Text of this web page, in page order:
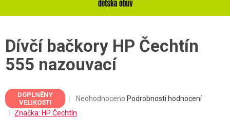
Dívčí bačkory HP Čechtín
555 nazouvací
DOPLNĚNY
VELIKOSTI
Průměrné
produktu
Neohodnoceno Podrobnosti hodnocení
Značka: HP Čechtín